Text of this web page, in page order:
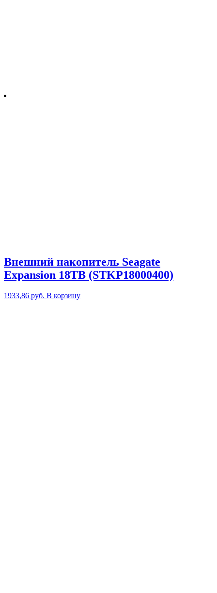
Внешний накопитель Seagate
Expansion 18TB (STKP18000400)
1933,86 руб. В корзину